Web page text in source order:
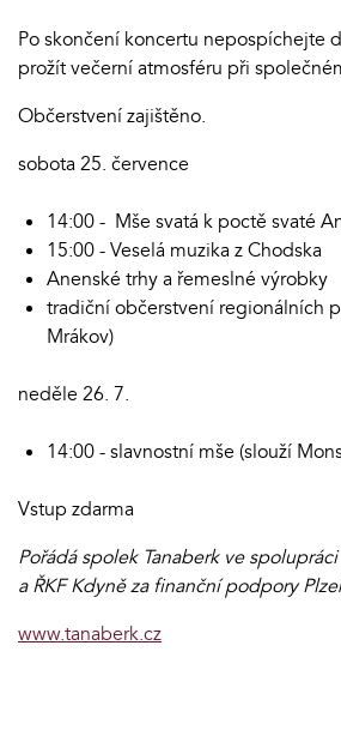
Po skončení koncertu nepospíchejte
prožít večerní atmosféru při
Občerstvení zajištěno.
sobota 25. července
14:00 - Mše svatá k poctě svaté
15:00 - Veselá muzika z Chodska
Anenské trhy a řemeslné výrobky
tradiční občerstvení regionálních
Mrákov)
neděle 26. 7.
14:00 - slavnostní mše (slouží
Vstup zdarma
Pořádá spolek Tanaberk ve
a ŘKF Kdyně za finanční podpory
www.tanaberk.cz